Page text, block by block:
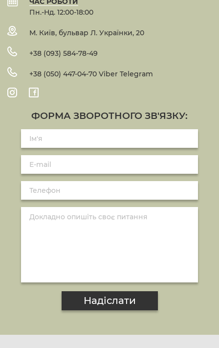
Пн.-Нд. 12:00-18:00
М. Київ, бульвар Л. Українки, 20
+38 (093) 584-78-49
+38 (050) 447-04-70 Viber Telegram
ФОРМА ЗВОРОТНОГО ЗВ'ЯЗКУ:
Надіслати